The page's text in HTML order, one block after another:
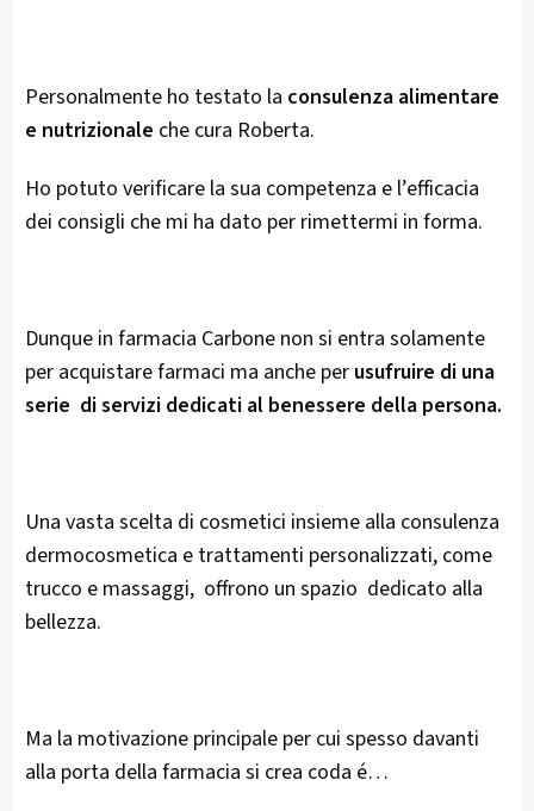
Personalmente ho testato la consulenza alimentare
e nutrizionale che cura Roberta.
Ho potuto verificare la sua competenza e l’efficacia
dei consigli che mi ha dato per rimettermi in forma.
Dunque in farmacia Carbone non si entra solamente
per acquistare farmaci ma anche per usufruire di una
serie di servizi dedicati al benessere della persona.
Una vasta scelta di cosmetici insieme alla consulenza
dermocosmetica e trattamenti personalizzati, come
trucco e massaggi, offrono un spazio dedicato alla
bellezza.
Ma la motivazione principale per cui spesso davanti
alla porta della farmacia si crea coda é…